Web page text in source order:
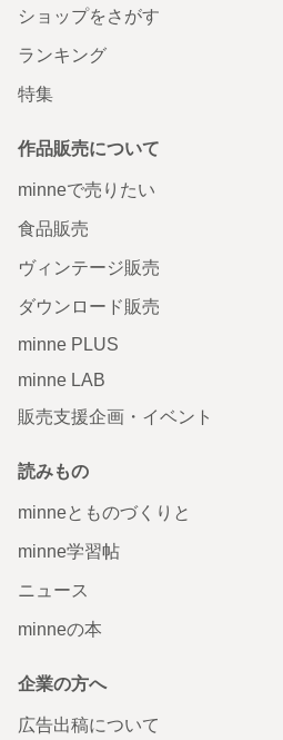
ショップをさがす
ランキング
特集
作品販売について
minneで売りたい
食品販売
ヴィンテージ販売
ダウンロード販売
minne PLUS
minne LAB
販売支援企画・イベント
読みもの
minneとものづくりと
minne学習帖
ニュース
minneの本
企業の方へ
広告出稿について